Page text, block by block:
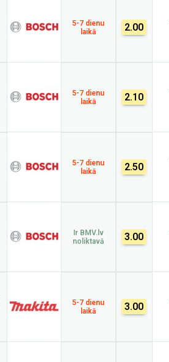
5-7 dienu
laikā
2.00
5-7 dienu
laikā
2.10
5-7 dienu
laikā
2.50
Ir BMV.lv
noliktavā
3.00
5-7 dienu
laikā
3.00